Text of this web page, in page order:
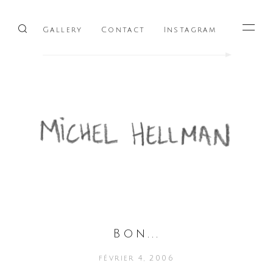
Menu
Gallery Contact Instagram
Bon...
février 4, 2006